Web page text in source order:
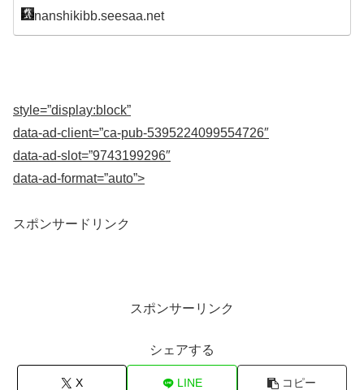
nanshikibb.seesaa.net
style=”display:block”
data-ad-client=”ca-pub-5395224099554726″
data-ad-slot=”9743199296″
data-ad-format=”auto”>
スポンサードリンク
スポンサーリンク
シェアする
X LINE コピー